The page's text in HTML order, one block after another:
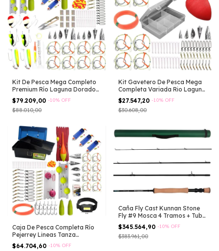
Kit De Pesca Mega Completo
Premium Río Laguna Dorado
Surubi
$79.209,00 -10% OFF
$88.010,00
Kit Gavetero De Pesca Mega
Completa Variada Rio Laguna
Boya
$27.547,20 -10% OFF
$30.608,00
Caja De Pesca Completa Río
Pejerrey Lineas Tanza
Linterna
$64.704,60 -10% OFF
Caña Fly Cast Kunnan Stone
Fly #9 Mosca 4 Tramos + Tubo
Negro
$345.564,90 -10% OFF
$383.961,00